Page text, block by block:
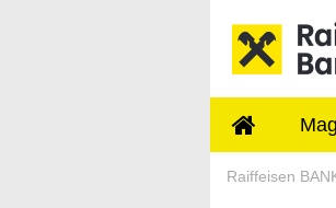
Raiffeisen